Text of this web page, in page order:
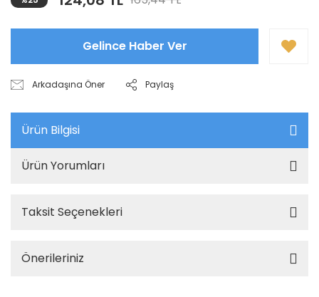
Gelince Haber Ver
Arkadaşına Öner Paylaş
Ürün Bilgisi
Ürün Yorumları
Taksit Seçenekleri
Önerileriniz